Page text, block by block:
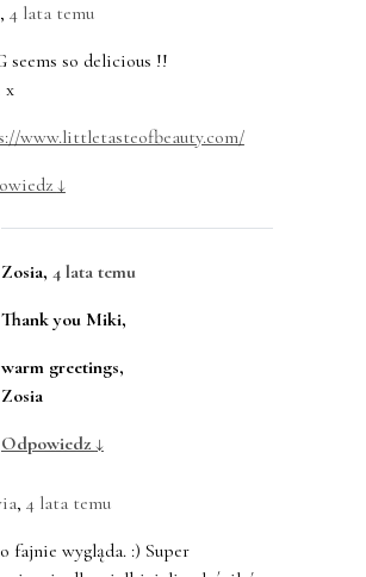
, 4 lata temu
seems so delicious !!
x
www.littletasteofbeauty.com/
↓
Zosia, 4 lata temu
Thank you Miki,
warm greetings,
Zosia
Odpowiedz ↓
, 4 lata temu
fajnie wygląda. :) Super